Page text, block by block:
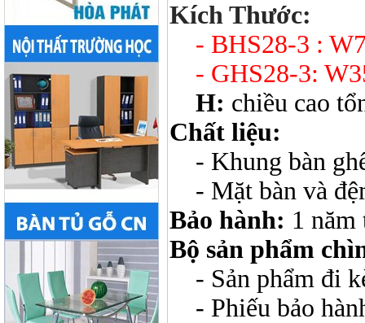
Kích Thước:
- BHS28-3 :
- GHS28-3:
H: chiều cao
Chất liệu:
- Khung bàn
- Mặt bàn và
Bảo hành: 1 năm
Bộ sản phẩm
- Sản phẩm đi
- Phiếu bảo